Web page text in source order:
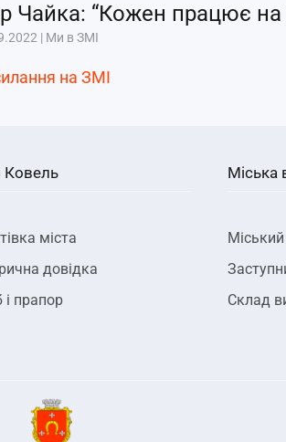
Чайка: “Кожен працює
| Ми в ЗМІ
на ЗМІ
Ковель
міста
довідка
і прапор
Міська
Склад